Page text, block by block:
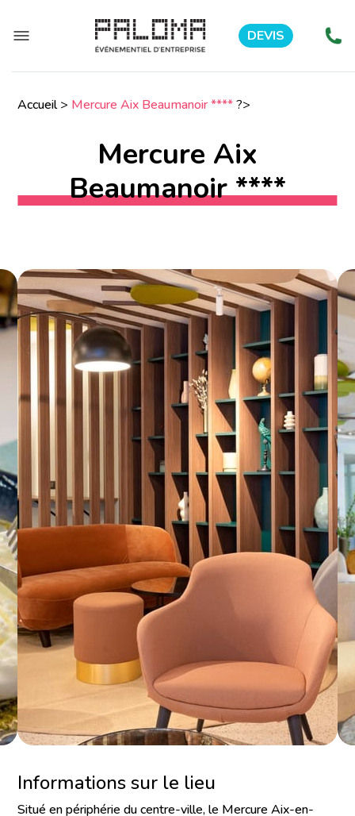
DEVIS
Accueil> Mercure Aix Beaumanoir ****?>
Mercure Aix
Beaumanoir ****
Informations sur le lieu
Situé en périphérie du centre-ville, le Mercure Aix-en-